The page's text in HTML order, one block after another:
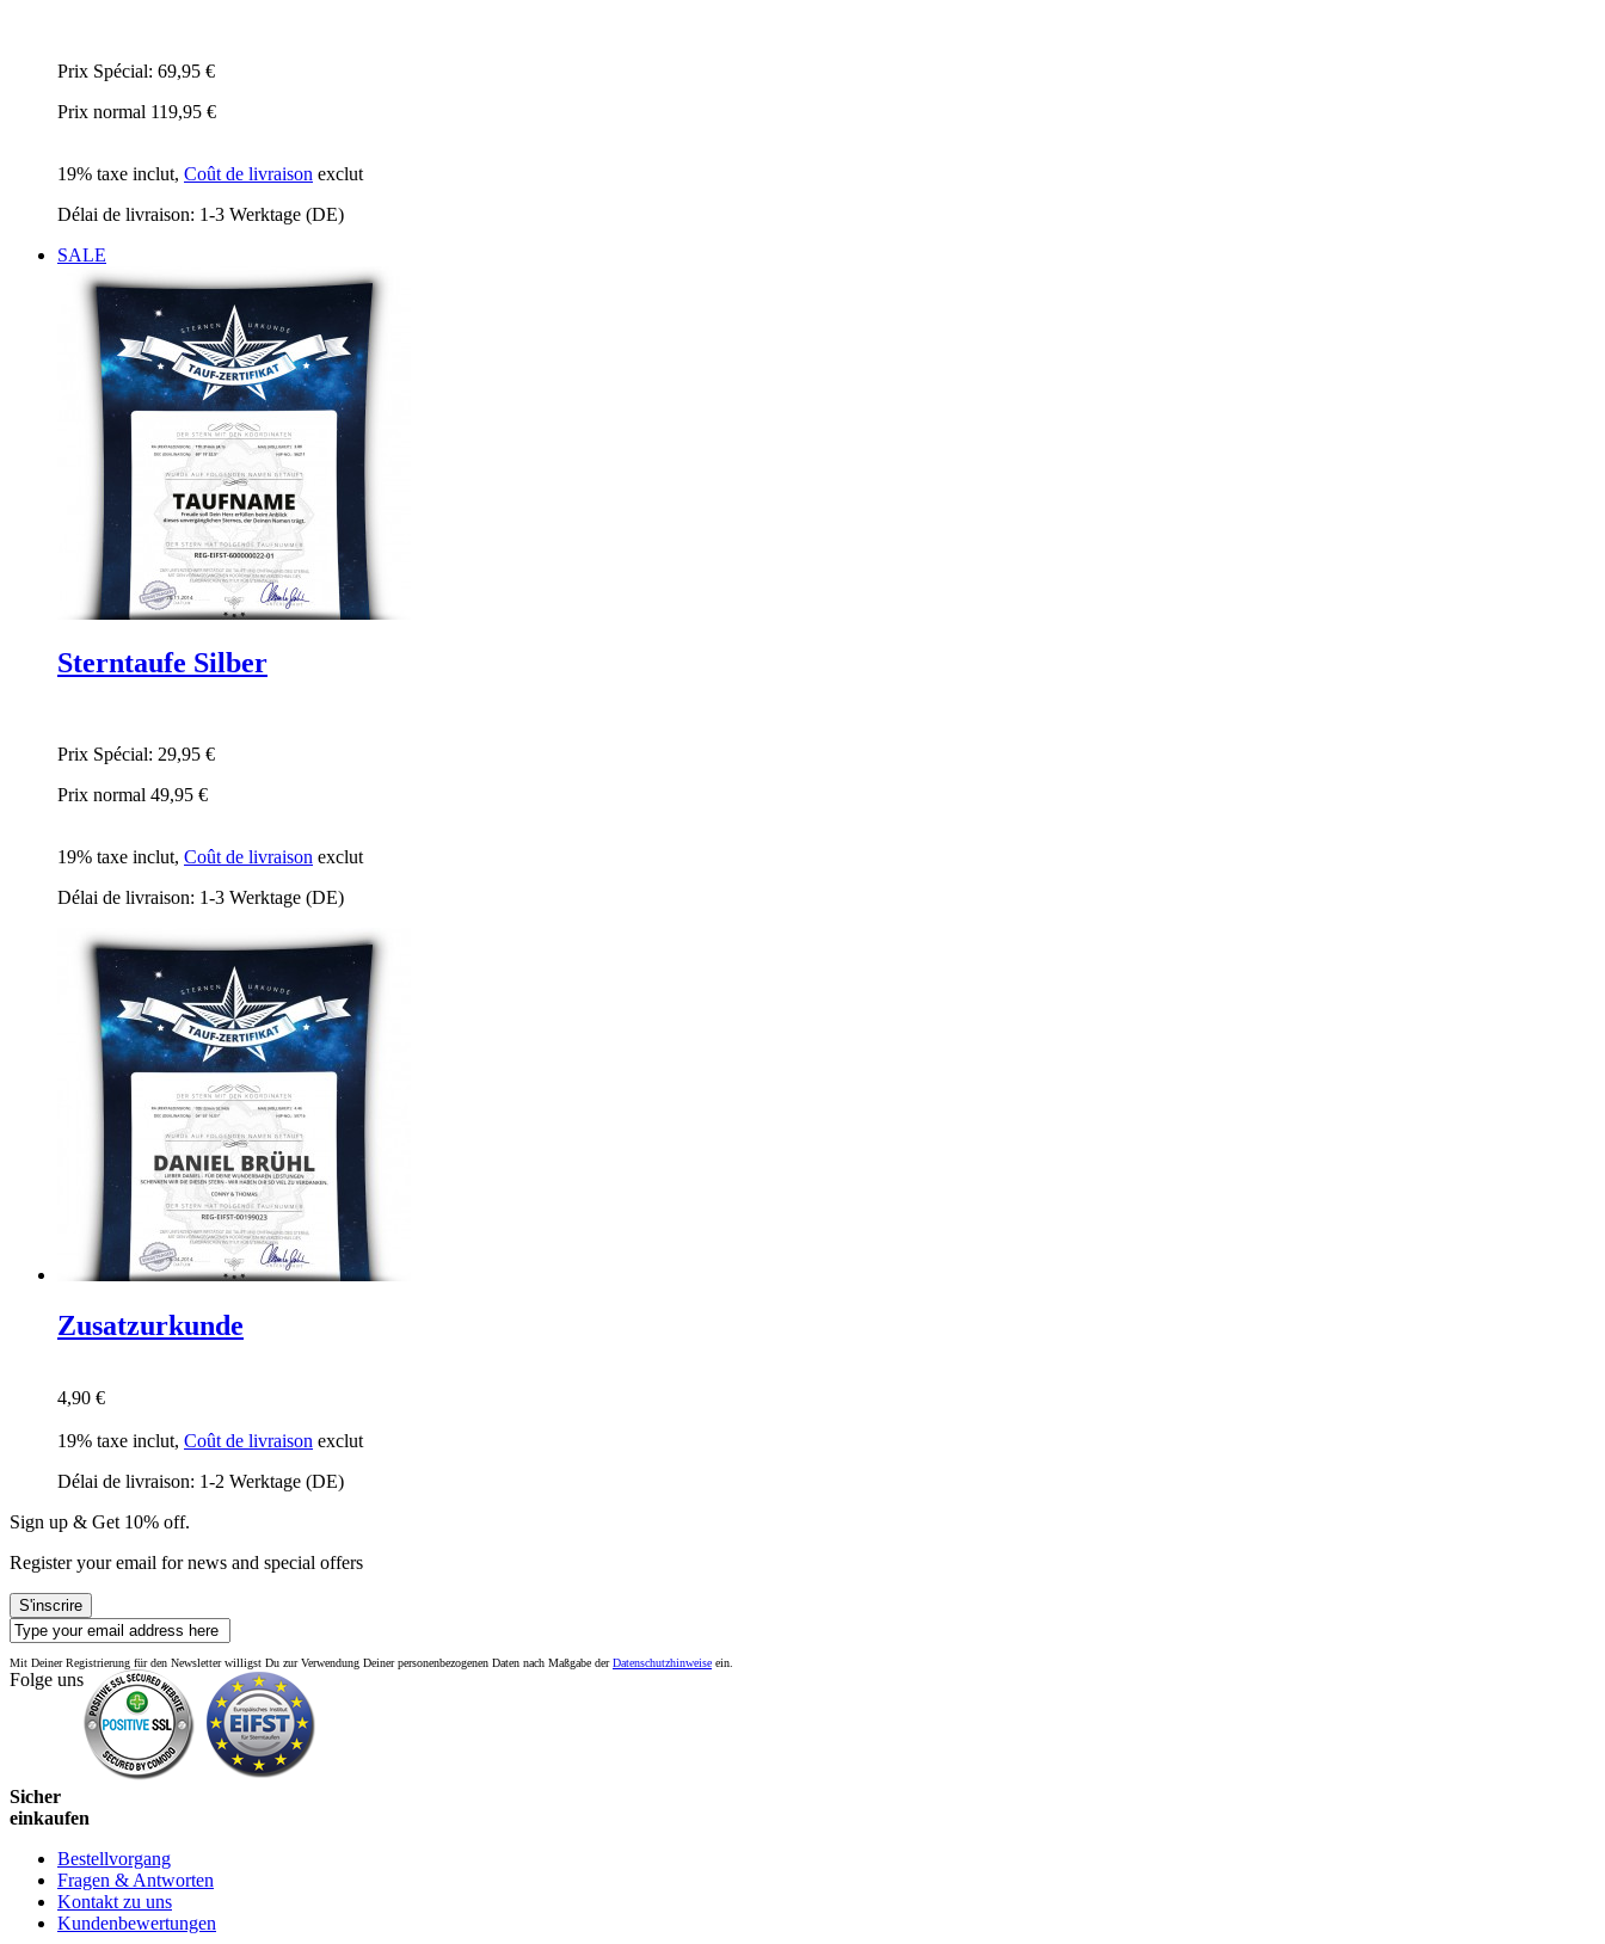
Prix Spécial: 69,95 €
Prix normal 119,95 €
19% taxe inclut, Coût de livraison exclut
Délai de livraison: 1-3 Werktage (DE)
SALE
Sterntaufe Silber
Prix Spécial: 29,95 €
Prix normal 49,95 €
19% taxe inclut, Coût de livraison exclut
Délai de livraison: 1-3 Werktage (DE)
Zusatzurkunde
4,90 €
19% taxe inclut, Coût de livraison exclut
Délai de livraison: 1-2 Werktage (DE)
Sign up & Get 10% off.
Register your email for news and special offers
S'inscrire
Mit Deiner Registrierung für den Newsletter willigst Du zur Verwendung Deiner personenbezogenen Daten nach Maßgabe derDatenschutzhinweise ein.
Folge uns
Sicher
einkaufen
Bestellvorgang
Fragen & Antworten
Kontakt zu uns
Kundenbewertungen